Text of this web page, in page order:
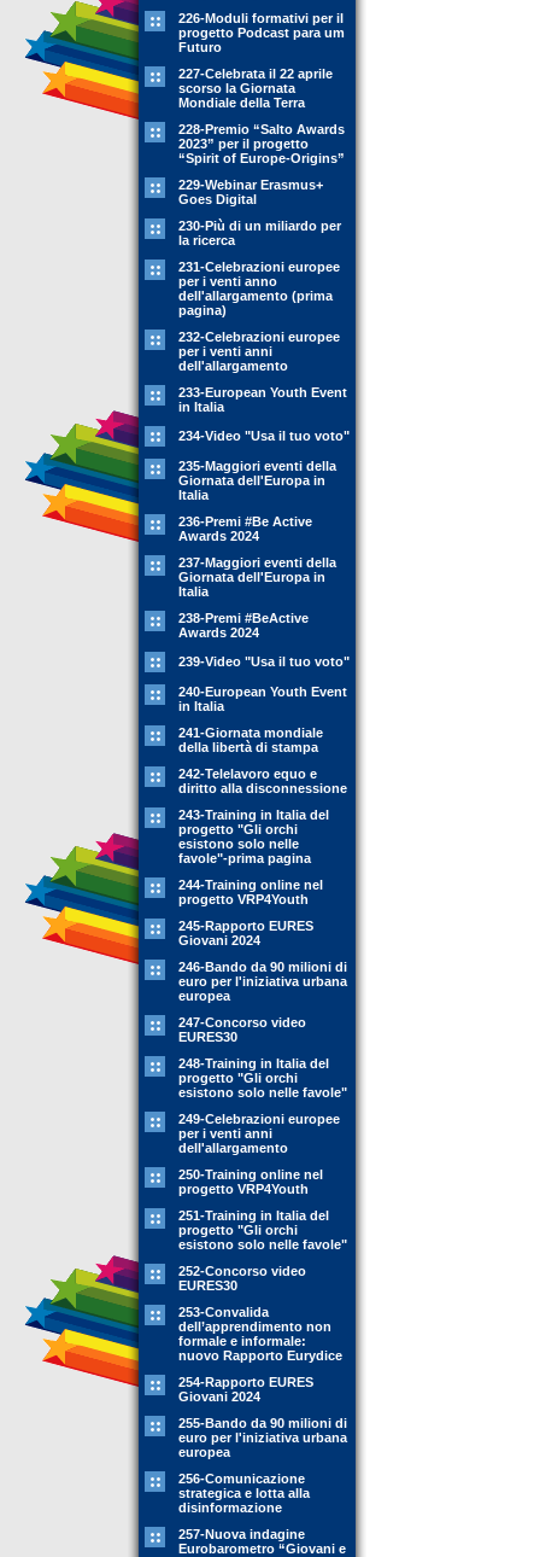
226-Moduli formativi per il
progetto Podcast para um
Futuro
227-Celebrata il 22 aprile
scorso la Giornata
Mondiale della Terra
228-Premio “Salto Awards
2023” per il progetto
“Spirit of Europe-Origins”
229-Webinar Erasmus+
Goes Digital
230-Più di un miliardo per
la ricerca
231-Celebrazioni europee
per i venti anno
dell'allargamento (prima
pagina)
232-Celebrazioni europee
per i venti anni
dell'allargamento
233-European Youth Event
in Italia
234-Video "Usa il tuo voto"
235-Maggiori eventi della
Giornata dell'Europa in
Italia
236-Premi #Be Active
Awards 2024
237-Maggiori eventi della
Giornata dell'Europa in
Italia
238-Premi #BeActive
Awards 2024
239-Video "Usa il tuo voto"
240-European Youth Event
in Italia
241-Giornata mondiale
della libertà di stampa
242-Telelavoro equo e
diritto alla disconnessione
243-Training in Italia del
progetto "Gli orchi
esistono solo nelle
favole"-prima pagina
244-Training online nel
progetto VRP4Youth
245-Rapporto EURES
Giovani 2024
246-Bando da 90 milioni di
euro per l'iniziativa urbana
europea
247-Concorso video
EURES30
248-Training in Italia del
progetto "Gli orchi
esistono solo nelle favole"
249-Celebrazioni europee
per i venti anni
dell'allargamento
250-Training online nel
progetto VRP4Youth
251-Training in Italia del
progetto "Gli orchi
esistono solo nelle favole"
252-Concorso video
EURES30
253-Convalida
dell’apprendimento non
formale e informale:
nuovo Rapporto Eurydice
254-Rapporto EURES
Giovani 2024
255-Bando da 90 milioni di
euro per l'iniziativa urbana
europea
256-Comunicazione
strategica e lotta alla
disinformazione
257-Nuova indagine
Eurobarometro “Giovani e